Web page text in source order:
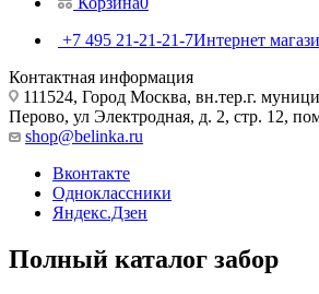
+7 495 21-21-21-7Интернет
Контактная информация
111524, Город Москва, вн.тер.г.
Перово, ул Электродная, д. 2, стр. 12,
shop@belinka.ru
Вконтакте
Одноклассники
Яндекс.Дзен
Полный каталог забор